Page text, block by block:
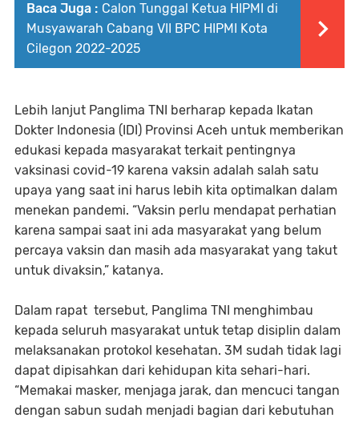
Baca Juga : Calon Tunggal Ketua HIPMI di
Musyawarah Cabang VII BPC HIPMI Kota
Cilegon 2022-2025
Lebih lanjut Panglima TNI berharap kepada Ikatan
Dokter Indonesia (IDI) Provinsi Aceh untuk memberikan
edukasi kepada masyarakat terkait pentingnya
vaksinasi covid-19 karena vaksin adalah salah satu
upaya yang saat ini harus lebih kita optimalkan dalam
menekan pandemi. “Vaksin perlu mendapat perhatian
karena sampai saat ini ada masyarakat yang belum
percaya vaksin dan masih ada masyarakat yang takut
untuk divaksin,” katanya.
Dalam rapat tersebut, Panglima TNI menghimbau
kepada seluruh masyarakat untuk tetap disiplin dalam
melaksanakan protokol kesehatan. 3M sudah tidak lagi
dapat dipisahkan dari kehidupan kita sehari-hari.
“Memakai masker, menjaga jarak, dan mencuci tangan
dengan sabun sudah menjadi bagian dari kebutuhan